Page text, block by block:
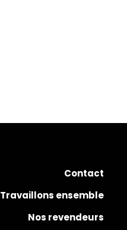
Contact
Travaillons ensemble
Nos revendeurs